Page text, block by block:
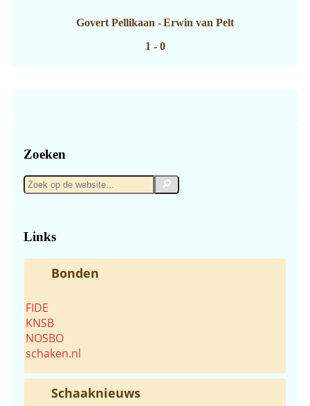
Govert Pellikaan - Erwin van Pelt
1 - 0
Zoeken
Zoek
op
Zoek
Links
Bonden
FIDE
KNSB
NOSBO
schaken.nl
Schaaknieuws